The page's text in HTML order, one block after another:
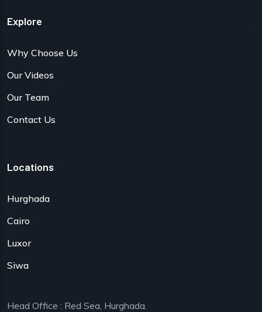
Explore
Why Choose Us
Our Videos
Our Team
Contact Us
Locations
Hurghada
Cairo
Luxor
Siwa
Head Office : Red Sea, Hurghada.